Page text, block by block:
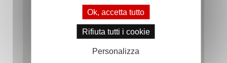
Ok, accetta tutto
Rifiuta tutti i cookie
Personalizza